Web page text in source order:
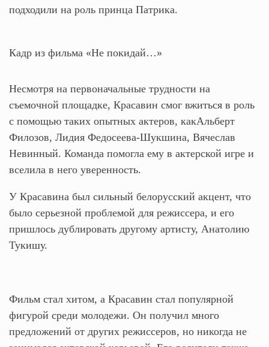
подходили на роль принца Патрика.
Кадр из фильма «Не покидай…»
Несмотря на первоначальные трудности на
съемочной площадке, Красавин смог вжиться в роль
с помощью таких опытных актеров, какАльберт
Филозов, Лидия Федосеева-Шукшина, Вячеслав
Невинный. Команда помогла ему в актерской игре и
вселила в него уверенность.
У Красавина был сильный белорусский акцент, что
было серьезной проблемой для режиссера, и его
пришлось дублировать другому артисту, Анатолию
Тукишу.
Фильм стал хитом, а Красавин стал популярной
фигурой среди молодежи. Он получил много
предложений от других режиссеров, но никогда не